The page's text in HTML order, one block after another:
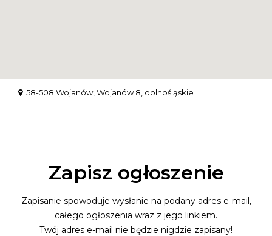
58-508 Wojanów, Wojanów 8, dolnośląskie
Zapisz ogłoszenie
Zapisanie spowoduje wysłanie na podany adres e-mail,
całego ogłoszenia wraz z jego linkiem.
Twój adres e-mail nie będzie nigdzie zapisany!